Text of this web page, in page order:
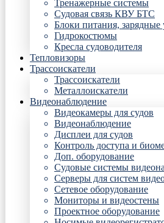
Тренажерные системы
Судовая связь КВУ БТС
Блоки питания, зарядные
Гидрокостюмы
Кресла судоводителя
Тепловизоры
Трассоискатели
Трассоискатели
Металлоискатели
Видеонаблюдение
Видеокамеры для судов
Видеонаблюдение
Дисплеи для судов
Контроль доступа и
Доп. оборудование
Судовые системы
Серверы для систем
Сетевое оборудование
Мониторы и видеостены
Проектное оборудование